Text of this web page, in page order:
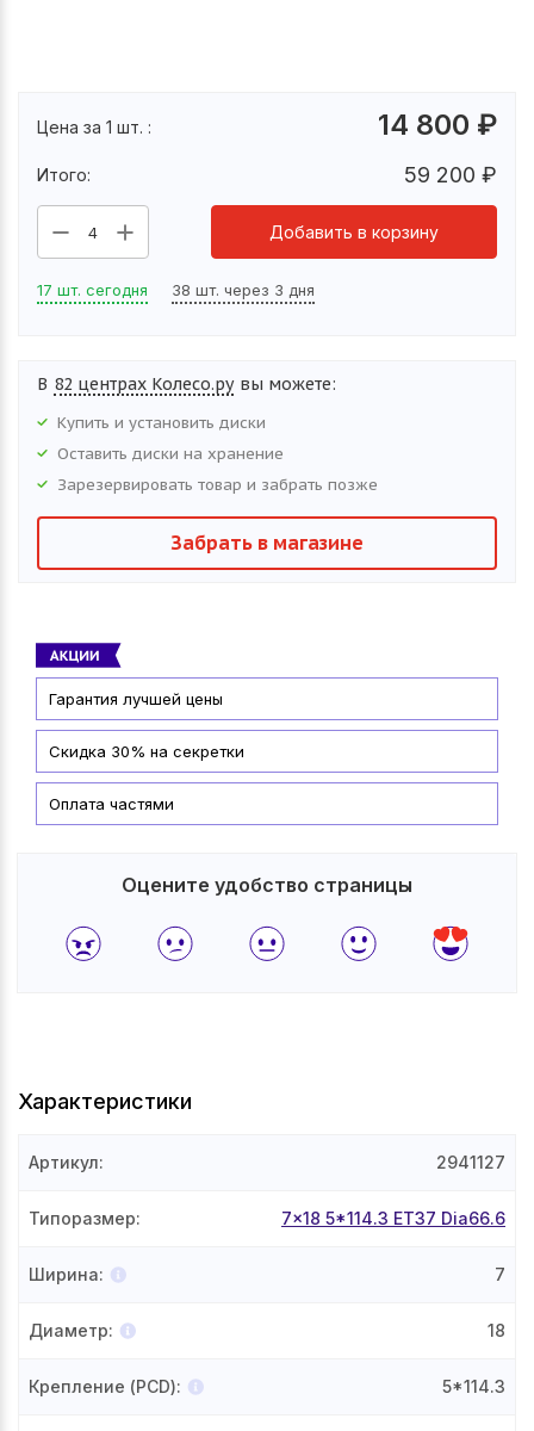
Цена за 1 шт. : 14 800 ₽
Итого: 59 200 ₽
4 Добавить в корзину
17 шт. сегодня 38 шт. через 3 дня
В 82 центрах Колесо.ру вы можете:
Купить и установить диски
Оставить диски на хранение
Зарезервировать товар и забрать позже
Забрать в магазине
Гарантия лучшей цены
Скидка 30% на секретки
Оплата частями
Оцените удобство страницы
Характеристики
Артикул: 2941127
Типоразмер: 7x18 5*114.3 ET37 Dia66.6
Ширина: 7
Диаметр: 18
Крепление (PCD): 5*114.3